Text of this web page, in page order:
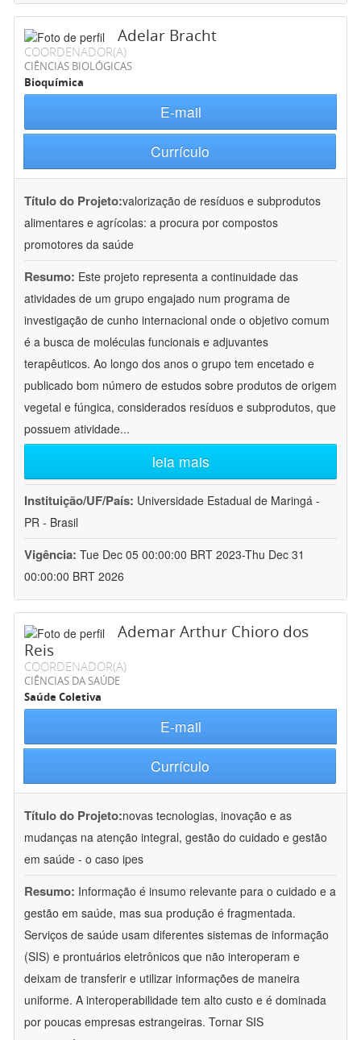
Adelar Bracht
COORDENADOR(A)
CIÊNCIAS BIOLÓGICAS
Bioquímica
E-mail
Currículo
Título do Projeto:valorização de resíduos e subprodutos
alimentares e agrícolas: a procura por compostos
promotores da saúde
Resumo: Este projeto representa a continuidade das
atividades de um grupo engajado num programa de
investigação de cunho internacional onde o objetivo comum
é a busca de moléculas funcionais e adjuvantes
terapêuticos. Ao longo dos anos o grupo tem encetado e
publicado bom número de estudos sobre produtos de origem
vegetal e fúngica, considerados resíduos e subprodutos, que
possuem atividade...
leia mais
Instituição/UF/País: Universidade Estadual de Maringá -
PR - Brasil
Vigência: Tue Dec 05 00:00:00 BRT 2023-Thu Dec 31
00:00:00 BRT 2026
Ademar Arthur Chioro dos
Reis
COORDENADOR(A)
CIÊNCIAS DA SAÚDE
Saúde Coletiva
E-mail
Currículo
Título do Projeto:novas tecnologias, inovação e as
mudanças na atenção integral, gestão do cuidado e gestão
em saúde - o caso ipes
Resumo: Informação é insumo relevante para o cuidado e a
gestão em saúde, mas sua produção é fragmentada.
Serviços de saúde usam diferentes sistemas de informação
(SIS) e prontuários eletrônicos que não interoperam e
deixam de transferir e utilizar informações de maneira
uniforme. A interoperabilidade tem alto custo e é dominada
por poucas empresas estrangeiras. Tornar SIS